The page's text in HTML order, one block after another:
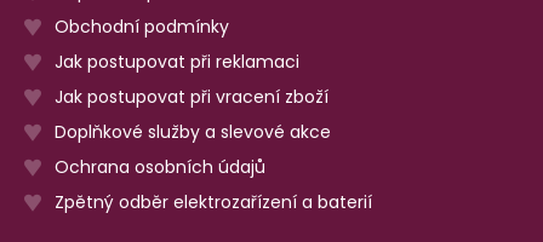
Obchodní podmínky
Jak postupovat při reklamaci
Jak postupovat při vracení zboží
Doplňkové služby a slevové akce
Ochrana osobních údajů
Zpětný odběr elektrozařízení a baterií